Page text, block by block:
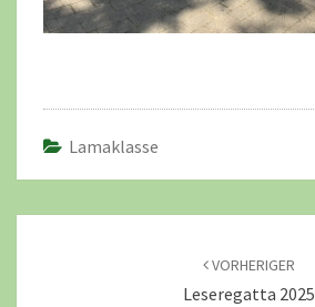
Lamaklasse
VORHERIGER
Leseregatta 2025